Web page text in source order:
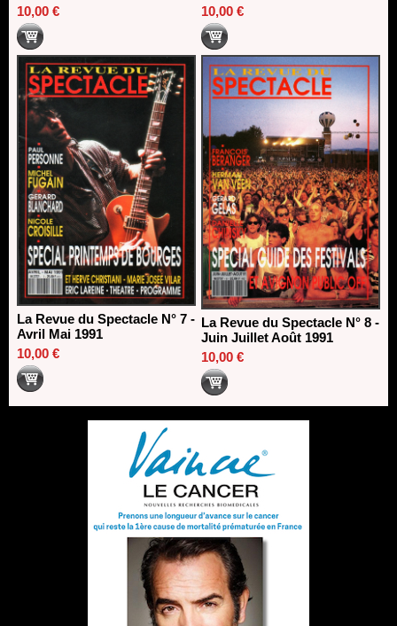
10,00 €
10,00 €
La Revue du Spectacle N° 7 -
Avril Mai 1991
10,00 €
La Revue du Spectacle N° 8 -
Juin Juillet Août 1991
10,00 €